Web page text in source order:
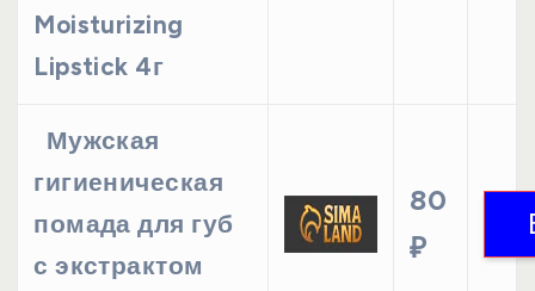
Moisturizing
Lipstick 4г
Мужская
гигиеническая
помада для губ
с экстрактом
80
₽